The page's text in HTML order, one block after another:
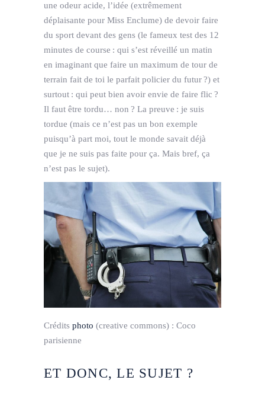
une odeur acide, l’idée (extrêmement
déplaisante pour Miss Enclume) de devoir faire
du sport devant des gens (le fameux test des 12
minutes de course : qui s’est réveillé un matin
en imaginant que faire un maximum de tour de
terrain fait de toi le parfait policier du futur ?) et
surtout : qui peut bien avoir envie de faire flic ?
Il faut être tordu… non ? La preuve : je suis
tordue (mais ce n’est pas un bon exemple
puisqu’à part moi, tout le monde savait déjà
que je ne suis pas faite pour ça. Mais bref, ça
n’est pas le sujet).
Crédits photo (creative commons) : Coco
parisienne
ET DONC, LE SUJET ?